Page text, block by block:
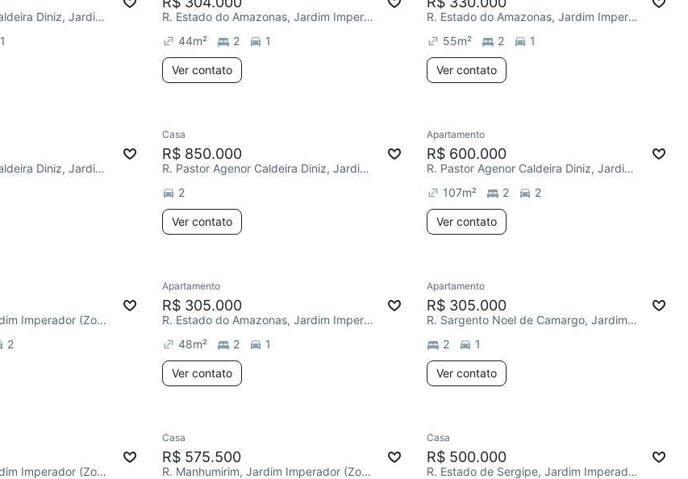
R. Pastor Agenor Caldeira Diniz, Jardim Imperador (Zona Leste)
1
R. Estado do Amazonas, Jardim Imperador (Zona Leste)
44m² 2 1
Ver contato
R. Estado do Amazonas, Jardim Imperador (Zona Leste)
55m² 2 1
Ver contato
R. Pastor Agenor Caldeira Diniz, Jardim Imperador (Zona Leste)
Casa
R$ 850.000
R. Pastor Agenor Caldeira Diniz, Jardim Imperador (Zona Leste)
2
Ver contato
Apartamento
R$ 600.000
R. Pastor Agenor Caldeira Diniz, Jardim Imperador (Zona Leste)
107m² 2 2
Ver contato
R. Manhumirim, Jardim Imperador (Zona Leste)
2
Apartamento
R$ 305.000
R. Estado do Amazonas, Jardim Imperador (Zona Leste)
48m² 2 1
Ver contato
Apartamento
R$ 305.000
R. Sargento Noel de Camargo, Jardim Imperador (Zona Leste)
2
1
Ver contato
R. Manhumirim, Jardim Imperador (Zona Leste)
Casa
R$ 575.500
R. Manhumirim, Jardim Imperador (Zona Leste)
Casa
R$ 500.000
R. Estado de Sergipe, Jardim Imperador (Zona Leste)